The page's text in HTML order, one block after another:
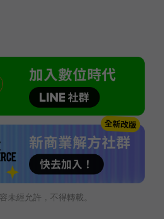
未經允許，不得轉載。